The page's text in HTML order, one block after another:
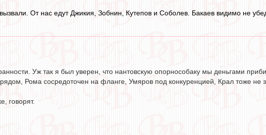
От нас едут Джикия, Зобнин, Кутепов и Соболев. Бакаев видимо не
Уж так я был уверен, что нантовскую опорнособаку мы деньгами
Рома сосредоточен на фланге, Умяров под конкуренцией, Крал тоже не
говорят.